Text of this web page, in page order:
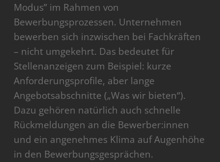
Modus” im Rahmen von
Bewerbungsprozessen. Unternehmen
bewerben sich inzwischen bei Fachkräften
– nicht umgekehrt. Das bedeutet für
Stellenanzeigen zum Beispiel: kurze
Anforderungsprofile, aber lange
Angebotsabschnitte („Was wir bieten“).
Dazu gehören natürlich auch schnelle
Rückmeldungen an die Bewerber:innen
und ein angenehmes Klima auf Augenhöhe
in den Bewerbungsgesprächen.